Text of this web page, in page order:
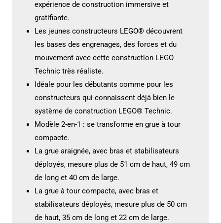
expérience de construction immersive et
gratifiante.
Les jeunes constructeurs LEGO® découvrent
les bases des engrenages, des forces et du
mouvement avec cette construction LEGO
Technic très réaliste.
Idéale pour les débutants comme pour les
constructeurs qui connaissent déjà bien le
système de construction LEGO® Technic.
Modèle 2-en-1 : se transforme en grue à tour
compacte.
La grue araignée, avec bras et stabilisateurs
déployés, mesure plus de 51 cm de haut, 49 cm
de long et 40 cm de large.
La grue à tour compacte, avec bras et
stabilisateurs déployés, mesure plus de 50 cm
de haut, 35 cm de long et 22 cm de large.